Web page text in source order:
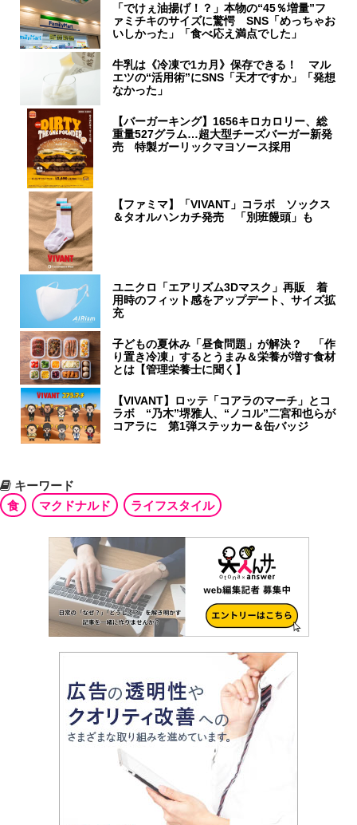
「でけぇ油揚げ！？」本物の“45％増量”フ
ァミチキのサイズに驚愕 SNS「めっちゃお
いしかった」「食べ応え満点でした」
牛乳は《冷凍で1カ月》保存できる！ マル
エツの“活用術”にSNS「天才ですか」「発想
なかった」
【バーガーキング】1656キロカロリー、総
重量527グラム…超大型チーズバーガー新発
売 特製ガーリックマヨソース採用
【ファミマ】「VIVANT」コラボ ソックス
＆タオルハンカチ発売 「別班饅頭」も
ユニクロ「エアリズム3Dマスク」再販 着
用時のフィット感をアップデート、サイズ拡
充
子どもの夏休み「昼食問題」が解決？ 「作
り置き冷凍」するとうまみ＆栄養が増す食材
とは【管理栄養士に聞く】
【VIVANT】ロッテ「コアラのマーチ」とコ
ラボ “乃木”堺雅人、“ノコル”二宮和也らが
コアラに 第1弾ステッカー＆缶バッジ
キーワード
食
マクドナルド ライフスタイル